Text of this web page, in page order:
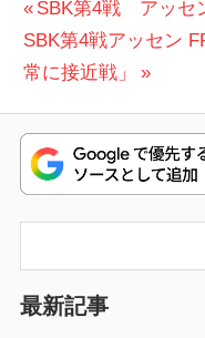
投
稿
ビ
ゲ
ー
シ
ョ
前
の
投
SBK第4戦 アッセ
次
の
稿:
SBK第4戦アッセン
常に接近戦」
最新記事